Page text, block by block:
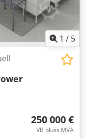
1 / 5
250 000 €
VB pluss MVA